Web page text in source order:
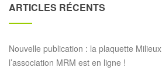
ARTICLES RÉCENTS
Nouvelle publication : la plaquette
l’association MRM est en ligne !